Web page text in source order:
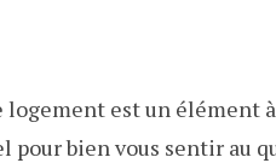
est un élément
pour bien vous sentir au